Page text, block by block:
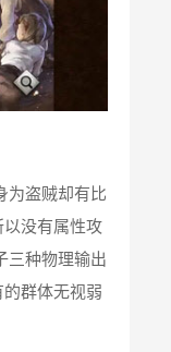
为盗贼却有比
没有属性攻
三种物理输出
群体无视弱